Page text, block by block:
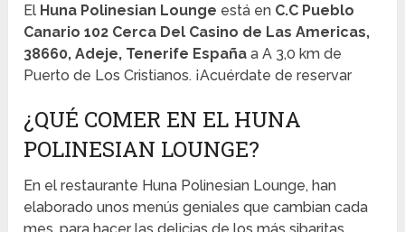
El Huna Polinesian Lounge está en C.C Pueblo
Canario 102 Cerca Del Casino de Las Americas,
38660, Adeje, Tenerife España a A 3,0 km de
Puerto de Los Cristianos. ¡Acuérdate de reservar
¿QUÉ COMER EN EL HUNA
POLINESIAN LOUNGE?
En el restaurante Huna Polinesian Lounge, han
elaborado unos menús geniales que cambian cada